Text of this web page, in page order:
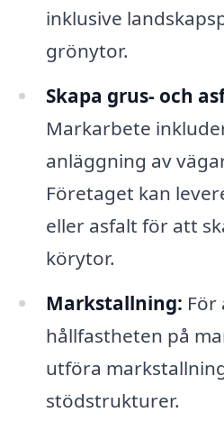
inklusive
grönytor.
Skapa grus- och
Markarbete
anläggning av
Företaget kan
eller asfalt för att
körytor.
Markstallning: För
hållfastheten på
utföra
stödstrukturer.